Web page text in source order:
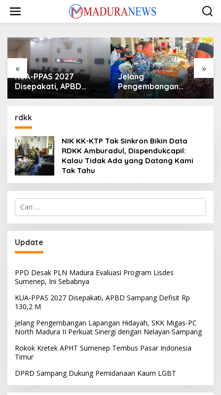
konten
« »
KUA-PPAS 2027
Disepakati, APBD
Sampang Defisit Rp
Jelang
Pengembangan
Lapangan Hidayah,
Nelayan Sampang
rdkk
NIK KK-KTP Tak Sinkron Bikin Data
RDKK Amburadul, Dispendukcapil:
Kalau Tidak Ada yang Datang Kami
Tak Tahu
Cari
untuk:
Update
PPD Desak PLN Madura Evaluasi Program Lisdes
Sumenep, Ini Sebabnya
KUA-PPAS 2027 Disepakati, APBD Sampang Defisit Rp
130,2 M
Jelang Pengembangan Lapangan Hidayah, SKK Migas-PC
North Madura II Perkuat Sinergi dengan Nelayan Sampang
Rokok Kretek APHT Sumenep Tembus Pasar Indonesia
Timur
DPRD Sampang Dukung Pemidanaan Kaum LGBT